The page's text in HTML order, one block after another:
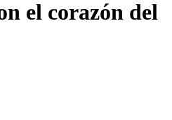
el corazón del